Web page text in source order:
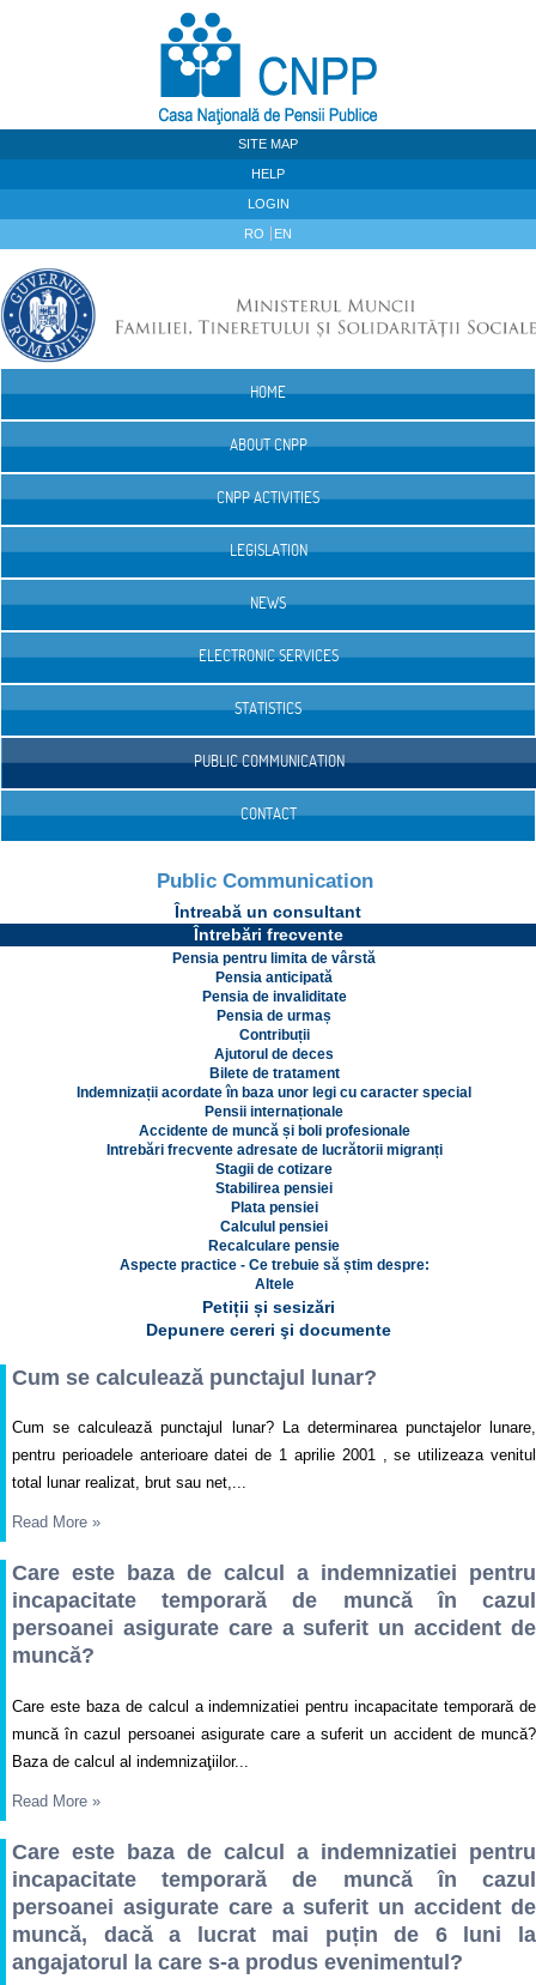
SITE MAP
HELP
LOGIN
RO EN
HOME
ABOUT CNPP
CNPP ACTIVITIES
LEGISLATION
NEWS
ELECTRONIC SERVICES
STATISTICS
PUBLIC COMMUNICATION
CONTACT
Public Communication
Întreabă un consultant
Întrebări frecvente
Pensia pentru limita de vârstă
Pensia anticipată
Pensia de invaliditate
Pensia de urmaș
Contribuții
Ajutorul de deces
Bilete de tratament
Indemnizații acordate în baza unor legi cu caracter special
Pensii internaționale
Accidente de muncă și boli profesionale
Intrebări frecvente adresate de lucrătorii migranți
Stagii de cotizare
Stabilirea pensiei
Plata pensiei
Calculul pensiei
Recalculare pensie
Aspecte practice - Ce trebuie să știm despre:
Altele
Petiții și sesizări
Depunere cereri şi documente
Cum se calculează punctajul lunar?
Cum se calculează punctajul lunar? La determinarea punctajelor lunare,
pentru perioadele anterioare datei de 1 aprilie 2001 , se utilizeaza venitul
total lunar realizat, brut sau net,...
Read More »
Care este baza de calcul a indemnizatiei pentru
incapacitate temporară de muncă în cazul
persoanei asigurate care a suferit un accident de
muncă?
Care este baza de calcul a indemnizatiei pentru incapacitate temporară de
muncă în cazul persoanei asigurate care a suferit un accident de muncă?
Baza de calcul al indemnizaţiilor...
Read More »
Care este baza de calcul a indemnizatiei pentru
incapacitate temporară de muncă în cazul
persoanei asigurate care a suferit un accident de
muncă, dacă a lucrat mai puțin de 6 luni la
angajatorul la care s-a produs evenimentul?